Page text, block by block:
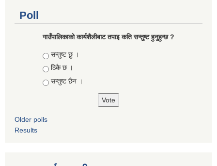
Poll
गाउँपालिकाको कार्यशैलीबाट तपाइ कति सन्तुष्ट हुनुहुन्छ ?
Choices
सन्तुष्ट छु ।
ठिकै छ ।
सन्तुष्ट छैन ।
Older polls
Results